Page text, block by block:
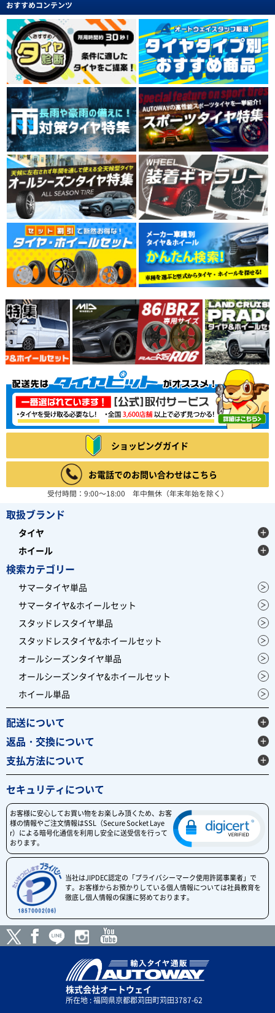
おすすめコンテンツ
ショッピングガイド
お電話でのお問い合わせはこちら
受付時間：9:00～18:00 年中無休（年末年始を除く）
取扱ブランド
タイヤ
ホイール
検索カテゴリー
サマータイヤ単品
サマータイヤ&ホイールセット
スタッドレスタイヤ単品
スタッドレスタイヤ&ホイールセット
オールシーズンタイヤ単品
オールシーズンタイヤ&ホイールセット
ホイール単品
配送について
返品・交換について
支払方法について
セキュリティについて
お客様に安心してお買い物をお楽しみ頂くため、お客
様の情報やご注文情報はSSL（Secure Socket Laye
r）による暗号化通信を利用し安全に送受信を行って
おります。
当社はJIPDEC認定の「プライバシーマーク使用許諾事業者」で
す。お客様からお預かりしている個人情報については社員教育を
徹底し個人情報の保護に努めております。
株式会社オートウェイ
所在地 : 福岡県京都郡苅田町苅田3787-62